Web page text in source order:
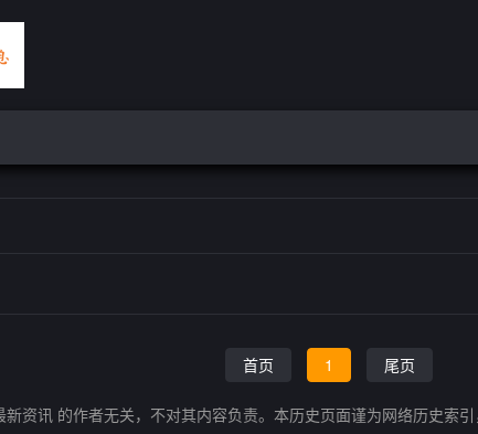
首页 1 尾页
新资讯 的作者无关，不对其内容负责。本历史页面谨为网络历史索引